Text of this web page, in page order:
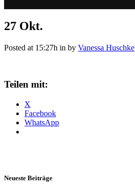
27 Okt.
Posted at 15:27h in by Vanessa Huschke
Teilen mit:
X
Facebook
WhatsApp
Neueste Beiträge